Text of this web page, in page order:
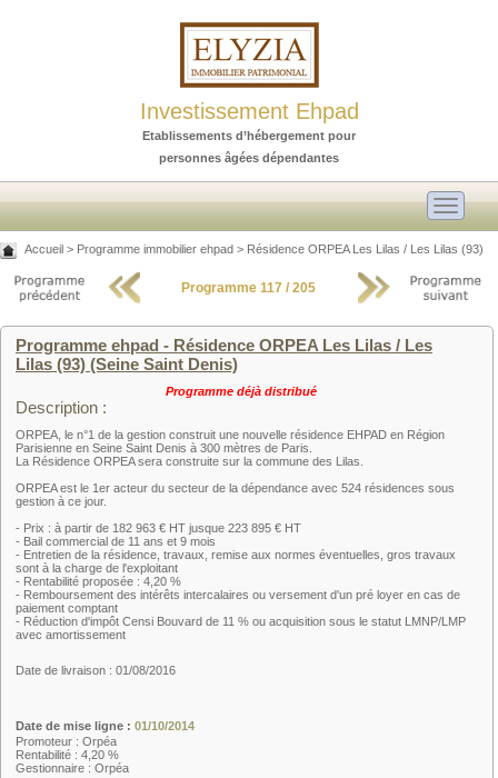
Investissement Ehpad
Etablissements d’hébergement pour
personnes âgées dépendantes
Toggle
Accueil > Programme immobilier ehpad > Résidence ORPEA Les Lilas / Les Lilas (93)
Programme 117 / 205
Programme ehpad - Résidence ORPEA Les Lilas / Les
Lilas (93) (Seine Saint Denis)
Programme déjà distribué
Description :
ORPEA, le n°1 de la gestion construit une nouvelle résidence EHPAD en Région
Parisienne en Seine Saint Denis à 300 mètres de Paris.
La Résidence ORPEA sera construite sur la commune des Lilas.
ORPEA est le 1er acteur du secteur de la dépendance avec 524 résidences sous
gestion à ce jour.
- Prix : à partir de 182 963 € HT jusque 223 895 € HT
- Bail commercial de 11 ans et 9 mois
- Entretien de la résidence, travaux, remise aux normes éventuelles, gros travaux
sont à la charge de l'exploitant
- Rentabilité proposée : 4,20 %
- Remboursement des intérêts intercalaires ou versement d'un pré loyer en cas de
paiement comptant
- Réduction d'impôt Censi Bouvard de 11 % ou acquisition sous le statut LMNP/LMP
avec amortissement
Date de livraison : 01/08/2016
Date de mise ligne : 01/10/2014
Promoteur : Orpéa
Rentabilité : 4,20 %
Gestionnaire : Orpéa